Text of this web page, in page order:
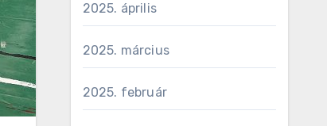
2025. április
2025. március
2025. február